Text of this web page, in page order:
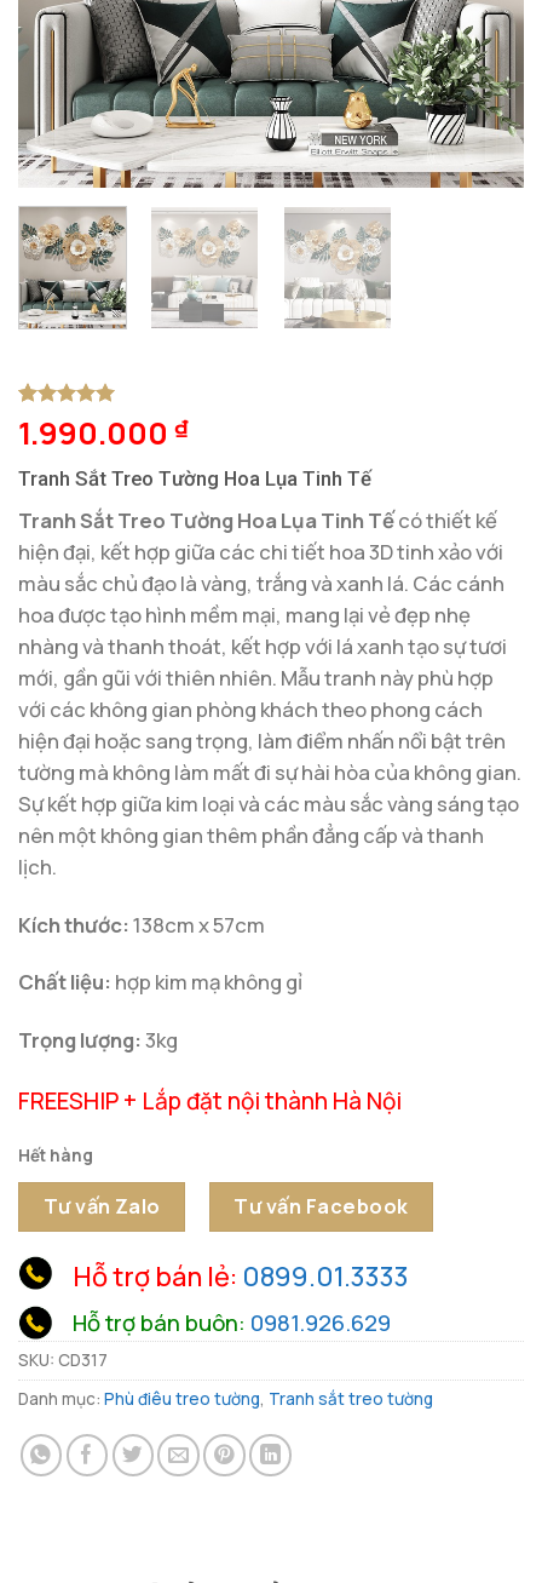
5trên 5
dựa trên
1
1.990.000 ₫
Tranh Sắt Treo Tường Hoa Lụa Tinh Tế
Tranh Sắt Treo Tường Hoa Lụa Tinh Tếcó thiết kế
hiện đại, kết hợp giữa các chi tiết hoa 3D tinh xảo với
màu sắc chủ đạo là vàng, trắng và xanh lá. Các cánh
hoa được tạo hình mềm mại, mang lại vẻ đẹp nhẹ
nhàng và thanh thoát, kết hợp với lá xanh tạo sự tươi
mới, gần gũi với thiên nhiên. Mẫu tranh này phù hợp
với các không gian phòng khách theo phong cách
hiện đại hoặc sang trọng, làm điểm nhấn nổi bật trên
tường mà không làm mất đi sự hài hòa của không gian.
Sự kết hợp giữa kim loại và các màu sắc vàng sáng tạo
nên một không gian thêm phần đẳng cấp và thanh
lịch.
Kích thước: 138cm x 57cm
Chất liệu: hợp kim mạ không gỉ
Trọng lượng: 3kg
FREESHIP + Lắp đặt nội thành Hà Nội
Hết hàng
Tư vấn Zalo Tư vấn Facebook
Hỗ trợ bán lẻ: 0899.01.3333
Hỗ trợ bán buôn: 0981.926.629
SKU: CD317
Danh mục: Phù điêu treo tường, Tranh sắt treo tường